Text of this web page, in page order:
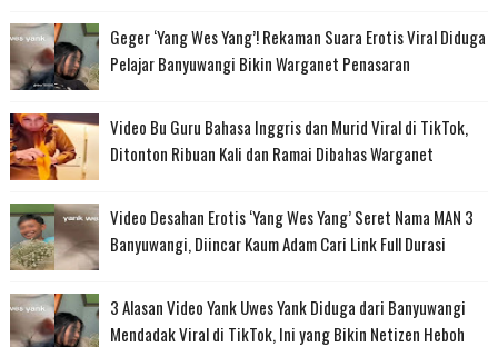
Geger ‘Yang Wes Yang’! Rekaman Suara Erotis Viral Diduga
Pelajar Banyuwangi Bikin Warganet Penasaran
Video Bu Guru Bahasa Inggris dan Murid Viral di TikTok,
Ditonton Ribuan Kali dan Ramai Dibahas Warganet
Video Desahan Erotis ‘Yang Wes Yang’ Seret Nama MAN 3
Banyuwangi, Diincar Kaum Adam Cari Link Full Durasi
3 Alasan Video Yank Uwes Yank Diduga dari Banyuwangi
Mendadak Viral di TikTok, Ini yang Bikin Netizen Heboh